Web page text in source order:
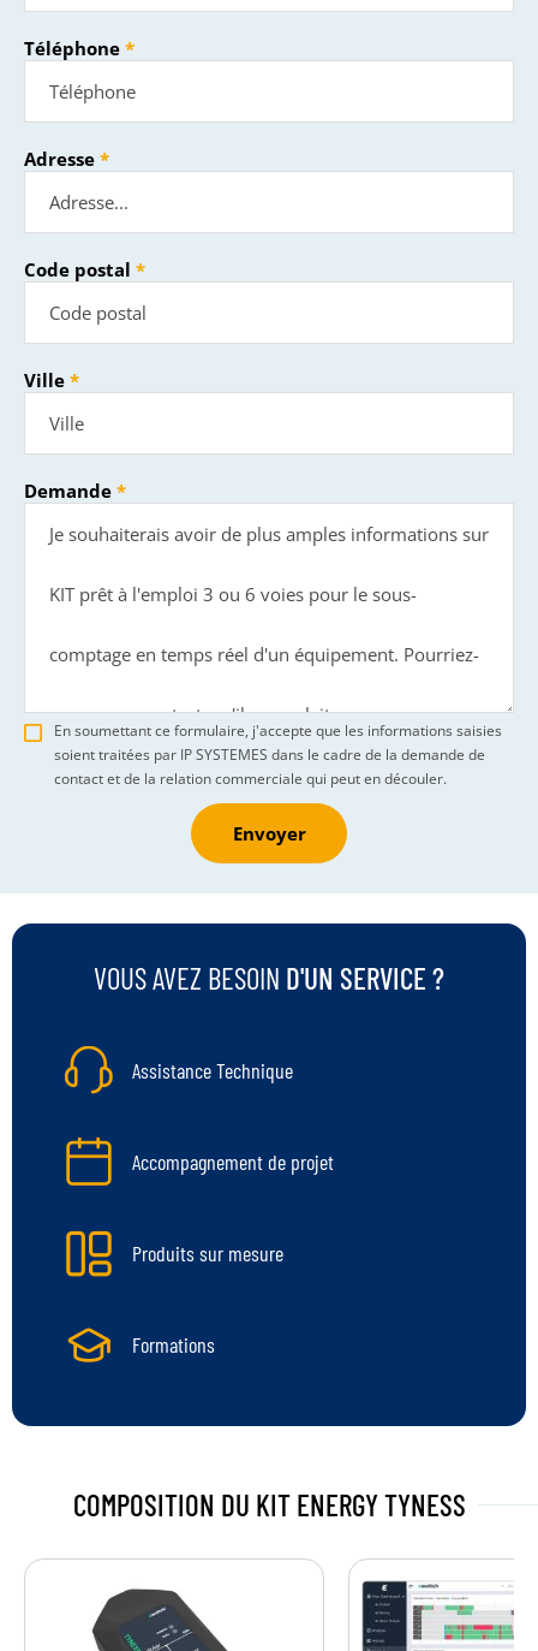
Téléphone
Adresse
Code postal
Ville
Demande
En soumettant ce formulaire, j'accepte que les informations saisies
soient traitées par IP SYSTEMES dans le cadre de la demande de
contact et de la relation commerciale qui peut en découler.
Envoyer
VOUS AVEZ BESOIN D'UN SERVICE ?
Assistance Technique
Accompagnement de projet
Produits sur mesure
Formations
COMPOSITION DU KIT ENERGY TYNESS